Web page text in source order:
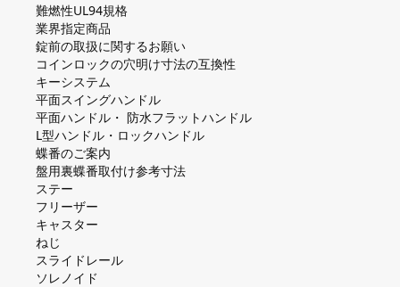
難燃性UL94規格
業界指定商品
錠前の取扱に関するお願い
コインロックの⽳明け⼨法の互換性
キーシステム
平⾯スイングハンドル
平⾯ハンドル・ 防⽔フラットハンドル
L型ハンドル・ロックハンドル
蝶番のご案内
盤⽤裏蝶番取付け参考⼨法
ステー
フリーザー
キャスター
ねじ
スライドレール
ソレノイド